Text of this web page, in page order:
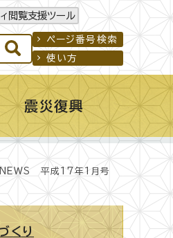
閲覧支援ツール
ページ番号検索
使い方
震災復興
NEWS 平成17年1月号
くり